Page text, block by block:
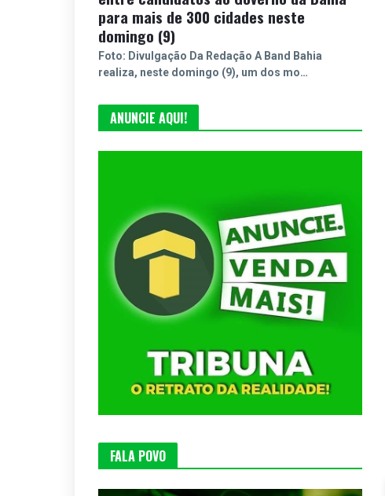
para mais de 300 cidades neste
domingo (9)
Foto: Divulgação Da Redação A Band Bahia
realiza, neste domingo (9), um dos mo…
ANUNCIE AQUI!
FALA POVO